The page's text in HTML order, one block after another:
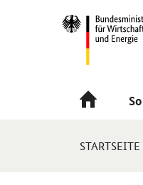
Navigation
Hauptmenü
Sie
STARTSEITE